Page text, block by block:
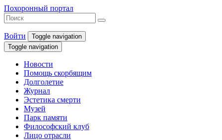
Похоронный портал
Войти
Toggle navigation
Toggle navigation
Новости
Помощь скорбящим
Долголетие
Журнал
Эстетика смерти
Музей
Парк памяти
Философский клуб
Лицо отрасли